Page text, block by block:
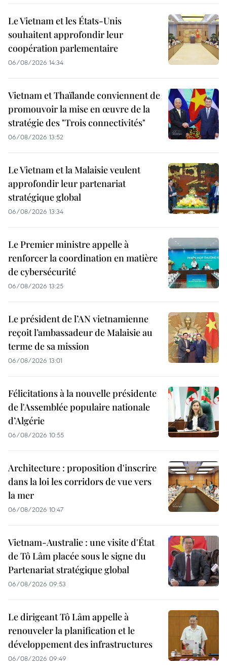
Le Vietnam et les États-Unis
souhaitent approfondir leur
coopération parlementaire
06/08/2026 14:34
Vietnam et Thaïlande conviennent de
promouvoir la mise en œuvre de la
stratégie des "Trois connectivités"
06/08/2026 13:52
Le Vietnam et la Malaisie veulent
approfondir leur partenariat
stratégique global
06/08/2026 13:34
Le Premier ministre appelle à
renforcer la coordination en matière
de cybersécurité
06/08/2026 13:25
Le président de l’AN vietnamienne
reçoit l’ambassadeur de Malaisie au
terme de sa mission
06/08/2026 13:01
Félicitations à la nouvelle présidente
de l'Assemblée populaire nationale
d’Algérie
06/08/2026 10:55
Architecture : proposition d'inscrire
dans la loi les corridors de vue vers
la mer
06/08/2026 10:47
Vietnam-Australie : une visite d'État
de Tô Lâm placée sous le signe du
Partenariat stratégique global
06/08/2026 09:53
Le dirigeant Tô Lâm appelle à
renouveler la planification et le
développement des infrastructures
06/08/2026 09:49